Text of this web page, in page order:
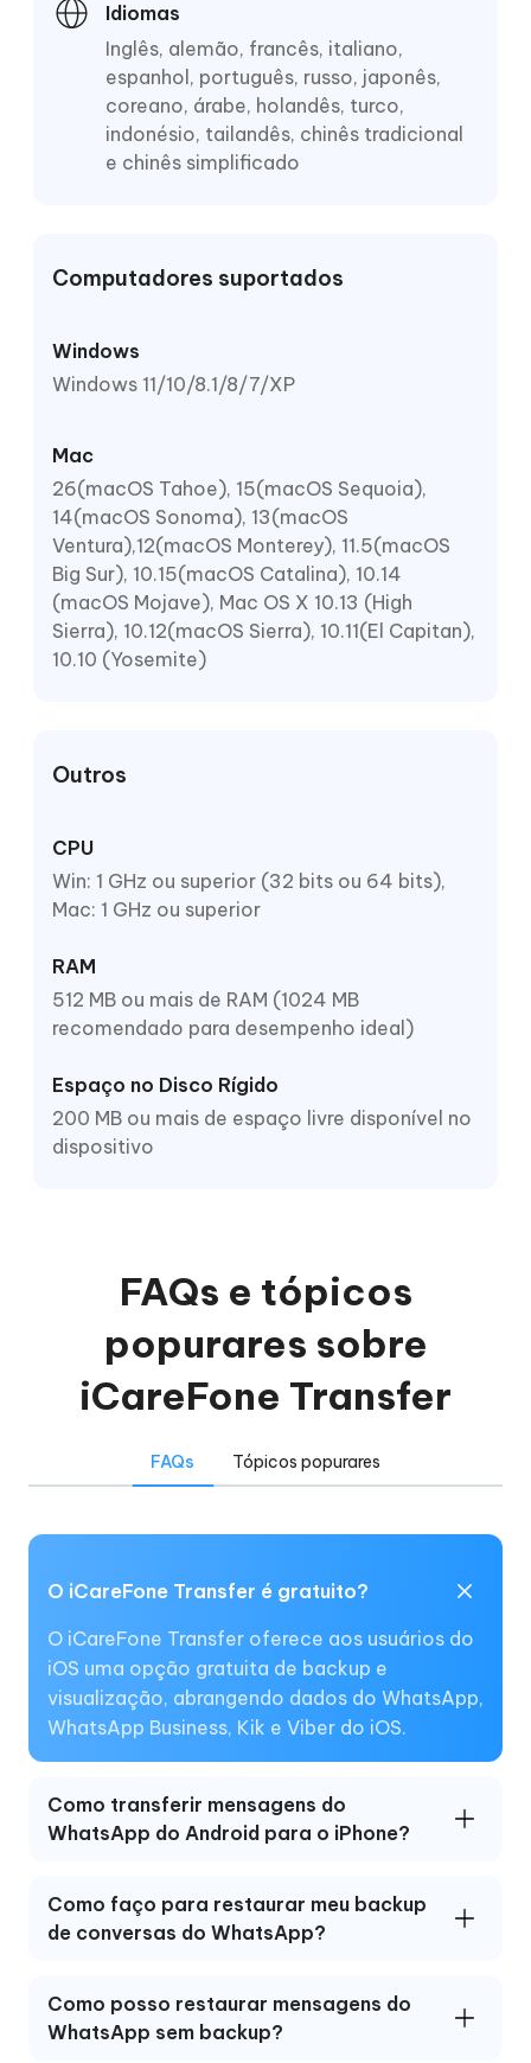
Idiomas
Inglês, alemão, francês, italiano,
espanhol, português, russo, japonês,
coreano, árabe, holandês, turco,
indonésio, tailandês, chinês tradicional
e chinês simplificado
Computadores suportados
Windows
Windows 11/10/8.1/8/7/XP
Mac
26(macOS Tahoe), 15(macOS Sequoia),
14(macOS Sonoma), 13(macOS
Ventura),12(macOS Monterey), 11.5(macOS
Big Sur), 10.15(macOS Catalina), 10.14
(macOS Mojave), Mac OS X 10.13 (High
Sierra), 10.12(macOS Sierra), 10.11(El Capitan),
10.10 (Yosemite)
Outros
CPU
Win: 1 GHz ou superior (32 bits ou 64 bits),
Mac: 1 GHz ou superior
RAM
512 MB ou mais de RAM (1024 MB
recomendado para desempenho ideal)
Espaço no Disco Rígido
200 MB ou mais de espaço livre disponível no
dispositivo
FAQs e tópicos
popurares sobre
iCareFone Transfer
FAQs Tópicos popurares
O iCareFone Transfer é gratuito?
O iCareFone Transfer oferece aos usuários do
iOS uma opção gratuita de backup e
visualização, abrangendo dados do WhatsApp,
WhatsApp Business, Kik e Viber do iOS.
Como transferir mensagens do
WhatsApp do Android para o iPhone?
Como faço para restaurar meu backup
de conversas do WhatsApp?
Como posso restaurar mensagens do
WhatsApp sem backup?